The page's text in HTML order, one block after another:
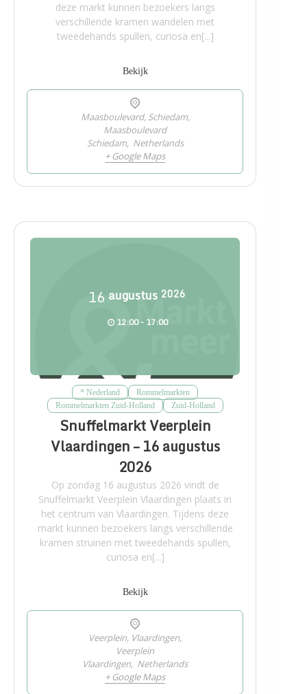
deze markt kunnen bezoekers langs
verschillende kramen wandelen met
tweedehands spullen, curiosa en[...]
Bekijk
Maasboulevard, Schiedam,
Maasboulevard
Schiedam, Netherlands
+ Google Maps
16 augustus 2026
12:00 - 17:00
* Nederland
Rommelmarkten
Rommelmarkten Zuid-Holland
Zuid-Holland
Snuffelmarkt Veerplein
Vlaardingen – 16 augustus
2026
Op zondag 16 augustus 2026 vindt de
Snuffelmarkt Veerplein Vlaardingen plaats in
het centrum van Vlaardingen. Tijdens deze
markt kunnen bezoekers langs verschillende
kramen struinen met tweedehands spullen,
curiosa en[...]
Bekijk
Veerplein, Vlaardingen,
Veerplein
Vlaardingen, Netherlands
+ Google Maps